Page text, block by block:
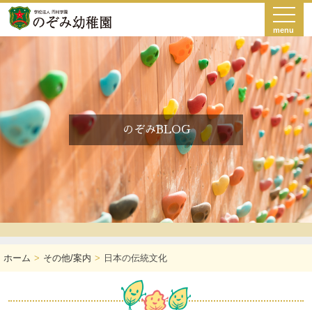
menu
のぞみBLOG
ホーム その他/案内 日本の伝統文化